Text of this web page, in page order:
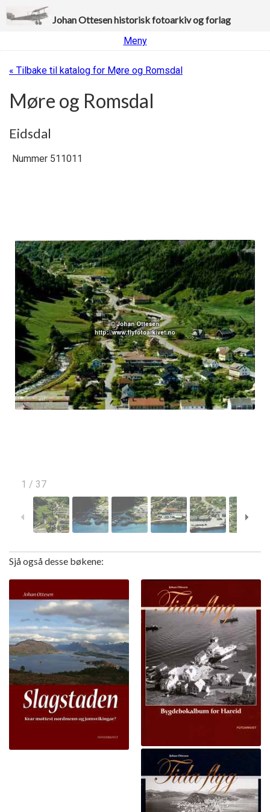
Johan Ottesen historisk fotoarkiv og forlag
Meny
« Tilbake til katalog for Møre og Romsdal
Møre og Romsdal
Eidsdal
1 / 37
Nummer 511011
Sjå også desse bøkene: